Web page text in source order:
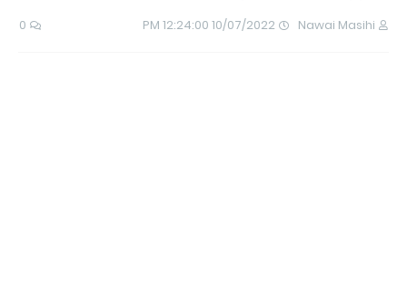
Nawai Masihi
10/07/2022 12:24:00 PM
0